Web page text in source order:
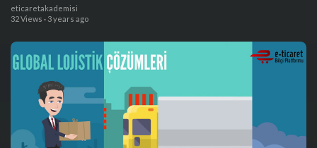
eticaretakademisi
32 Views · 3 years ago